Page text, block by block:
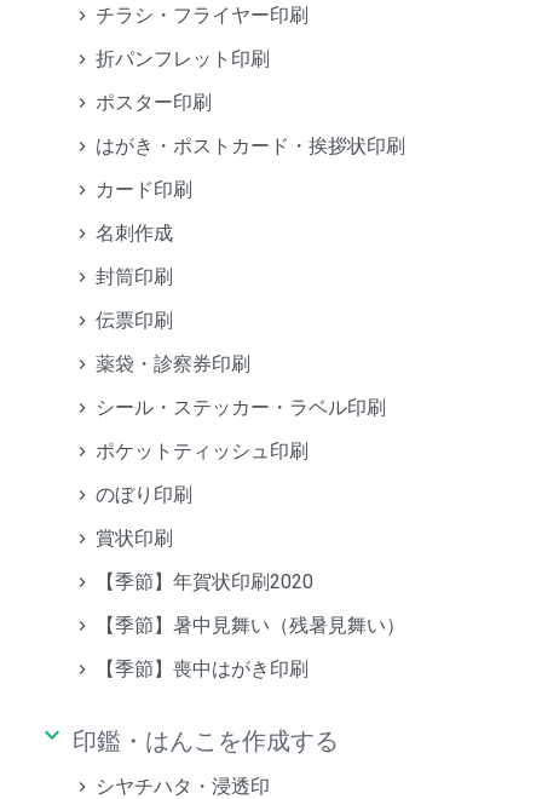
チラシ・フライヤー印刷
折パンフレット印刷
ポスター印刷
はがき・ポストカード・挨拶状印刷
カード印刷
名刺作成
封筒印刷
伝票印刷
薬袋・診察券印刷
シール・ステッカー・ラベル印刷
ポケットティッシュ印刷
のぼり印刷
賞状印刷
【季節】年賀状印刷2020
【季節】暑中見舞い（残暑見舞い）
【季節】喪中はがき印刷
keyboard_arrow_down 印鑑・はんこを作成する
シヤチハタ・浸透印